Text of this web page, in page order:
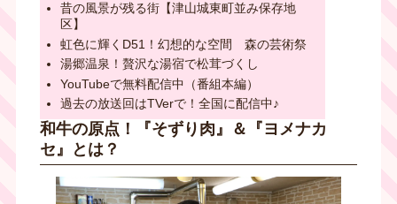
昔の風景が残る街【津山城東町並み保存地
区】
虹色に輝くD51！幻想的な空間 森の芸術祭
湯郷温泉！贅沢な湯宿で松茸づくし
YouTubeで無料配信中（番組本編）
過去の放送回はTVerで！全国に配信中♪
和牛の原点！『そずり肉』＆『ヨメナカ
セ』とは？